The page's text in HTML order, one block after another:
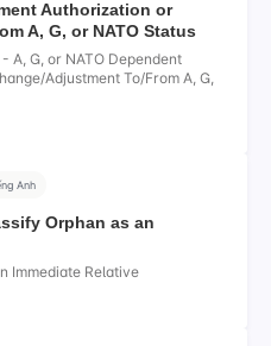
Authorization or
A, G, or NATO Status
A, G, or NATO Dependent
Adjustment To/From A, G,
Anh
Orphan as an
Immediate Relative